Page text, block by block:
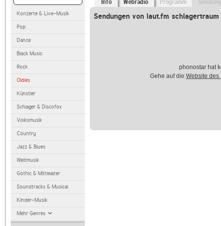
Konzerte & Live-Musik
Pop
Dance
Black Music
Rock
Oldies
Künstler
Schlager & Discofox
Volksmusik
Country
Jazz & Blues
Weltmusik
Gothic & Mittelalter
Soundtracks & Musical
Kinder-Musik
Mehr Genres
Info Webradio Programm
Sendungen von laut.fm schlagertraum
phonostar hat
Gehe auf die Website des